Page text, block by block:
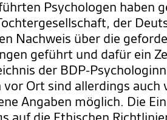
Psychologen haben
der
Nachweis über die
geführt und dafür ein
der BDP-
vor Ort sind allerdings auch
Angaben möglich. Die